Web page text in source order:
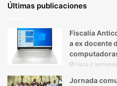
Últimas publicaciones
Fiscalía
a ex docente
Hace 2 semanas
Jornada